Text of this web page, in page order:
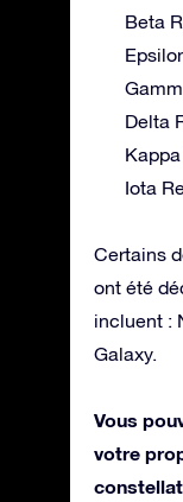
Beta
Delta
Iota
Certains
ont été
incluent :
Galaxy.
Vous
votre